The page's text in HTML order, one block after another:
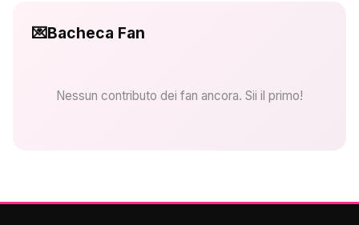
💌Bacheca Fan
Nessun contributo dei fan ancora. Sii il primo!